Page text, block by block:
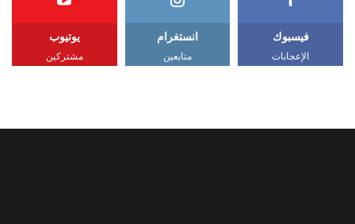
فيسبوك
الإعجابات
انستغرام
متابعين
يوتيوب
مشتركين